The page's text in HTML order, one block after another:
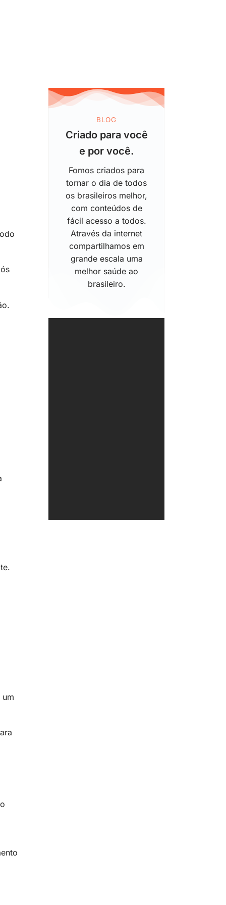
BLOG
Criado para você
e por você.
Fomos criados para
tornar o dia de todos
os brasileiros melhor,
com conteúdos de
fácil acesso a todos.
Através da internet
compartilhamos em
grande escala uma
melhor saúde ao
brasileiro.